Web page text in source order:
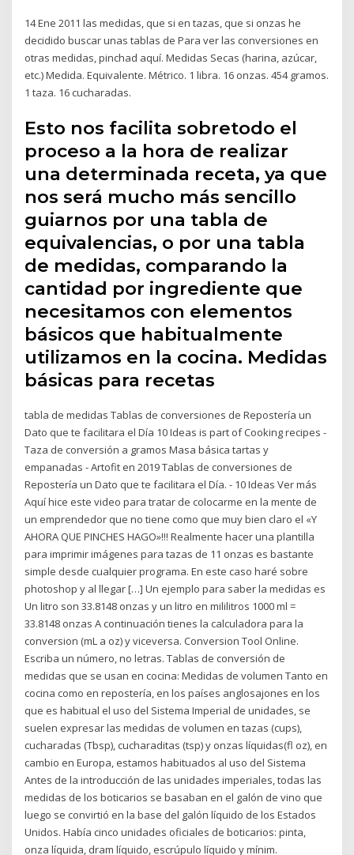
14 Ene 2011 las medidas, que si en tazas, que si onzas he
decidido buscar unas tablas de Para ver las conversiones en
otras medidas, pinchad aquí. Medidas Secas (harina, azúcar,
etc.) Medida. Equivalente. Métrico. 1 libra. 16 onzas. 454 gramos.
1 taza. 16 cucharadas.
Esto nos facilita sobretodo el
proceso a la hora de realizar
una determinada receta, ya que
nos será mucho más sencillo
guiarnos por una tabla de
equivalencias, o por una tabla
de medidas, comparando la
cantidad por ingrediente que
necesitamos con elementos
básicos que habitualmente
utilizamos en la cocina. Medidas
básicas para recetas
tabla de medidas Tablas de conversiones de Repostería un
Dato que te facilitara el Día 10 Ideas is part of Cooking recipes -
Taza de conversión a gramos Masa básica tartas y
empanadas - Artofit en 2019 Tablas de conversiones de
Repostería un Dato que te facilitara el Día. - 10 Ideas Ver más
Aquí hice este video para tratar de colocarme en la mente de
un emprendedor que no tiene como que muy bien claro el «Y
AHORA QUE PINCHES HAGO»!!! Realmente hacer una plantilla
para imprimir imágenes para tazas de 11 onzas es bastante
simple desde cualquier programa. En este caso haré sobre
photoshop y al llegar […] Un ejemplo para saber la medidas es
Un litro son 33.8148 onzas y un litro en mililitros 1000 ml =
33.8148 onzas A continuación tienes la calculadora para la
conversion (mL a oz) y viceversa. Conversion Tool Online.
Escriba un número, no letras. Tablas de conversión de
medidas que se usan en cocina: Medidas de volumen Tanto en
cocina como en repostería, en los países anglosajones en los
que es habitual el uso del Sistema Imperial de unidades, se
suelen expresar las medidas de volumen en tazas (cups),
cucharadas (Tbsp), cucharaditas (tsp) y onzas líquidas(fl oz), en
cambio en Europa, estamos habituados al uso del Sistema
Antes de la introducción de las unidades imperiales, todas las
medidas de los boticarios se basaban en el galón de vino que
luego se convirtió en la base del galón líquido de los Estados
Unidos. Había cinco unidades oficiales de boticarios: pinta,
onza líquida, dram líquido, escrúpulo líquido y mínim.